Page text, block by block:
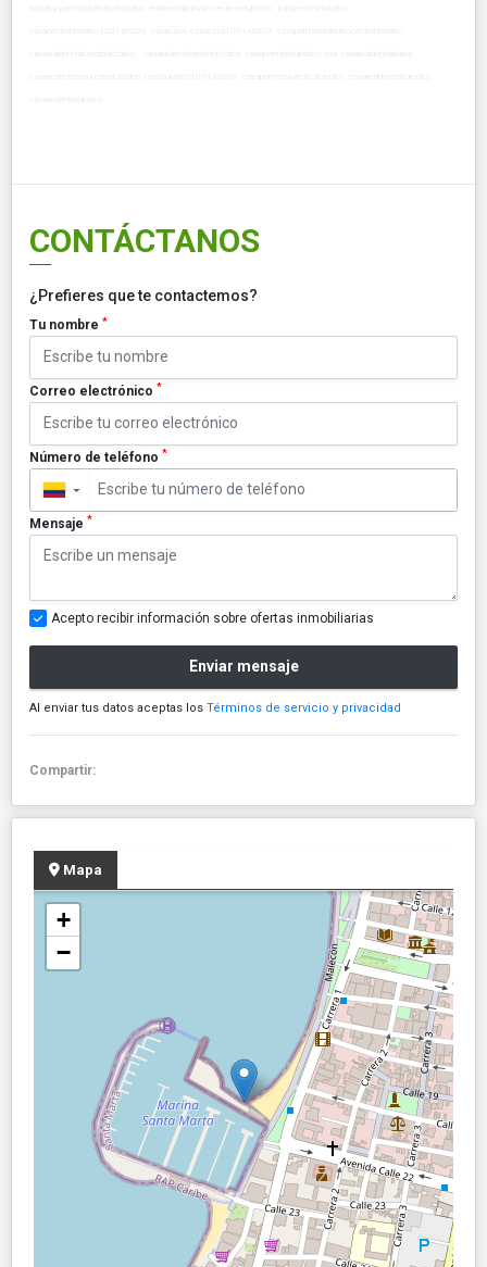
CONTÁCTANOS
¿Prefieres que te contactemos?
Tu nombre *
Correo electrónico *
Número de teléfono *
▼
Mensaje *
Acepto recibir información sobre ofertas inmobiliarias
Enviar mensaje
Al enviar tus datos aceptas los Términos de servicio y privacidad
Compartir:
Mapa
+
−